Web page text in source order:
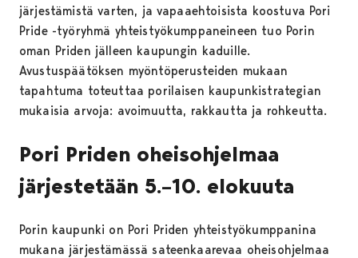
järjestämistä varten, ja vapaaehtoisista koostuva Pori
Pride -työryhmä yhteistyökumppaneineen tuo Porin
oman Priden jälleen kaupungin kaduille.
Avustuspäätöksen myöntöperusteiden mukaan
tapahtuma toteuttaa porilaisen kaupunkistrategian
mukaisia arvoja: avoimuutta,​ rakkautta ja rohkeutta.
Pori Priden oheisohjelmaa
järjestetään 5.–10. elokuuta
Porin kaupunki on Pori Priden yhteistyökumppanina
mukana järjestämässä sateenkaarevaa oheisohjelmaa